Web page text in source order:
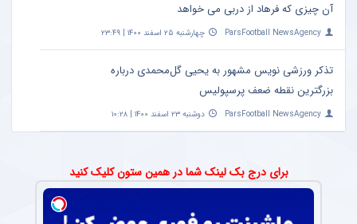
آن چیزی که فرهاد از دربی می خواهد
ParsFootball NewsAgency چهارشنبه ۲۵ اسفند ۱۴۰۰ | ۲۳:۴۹
تذکر ورزشی نویس مشهور به یحیی گل‌محمدی درباره
بزرگترین نقطه ضعف پرسپولیس
ParsFootball NewsAgency دوشنبه ۲۳ اسفند ۱۴۰۰ | ۱۰:۲۸
برای درج بک لینک شما در همین ستون کلیک کنید